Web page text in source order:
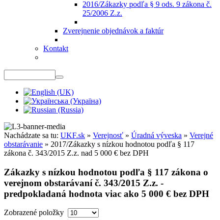
2016/Zákazky podľa § 9 ods. 9 zákona č.
25/2006 Z.z.
Zverejnenie objednávok a faktúr
Kontakt
Nachádzate sa tu: UKF.sk » Verejnosť » Úradná výveska » Verejné
obstarávanie » 2017/Zákazky s nízkou hodnotou podľa § 117
zákona č. 343/2015 Z.z. nad 5 000 € bez DPH
Zákazky s nízkou hodnotou podľa § 117 zákona o
verejnom obstarávaní č. 343/2015 Z.z. -
predpokladaná hodnota viac ako 5 000 € bez DPH
Zobrazené položky